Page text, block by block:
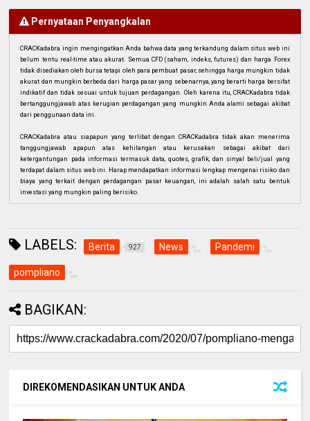
Pernyataan Penyangkalan
CRACKadabra ingin mengingatkan Anda bahwa data yang terkandung dalam situs web ini
belum tentu real-time atau akurat. Semua CFD (saham, indeks, futures) dan harga Forex
tidak disediakan oleh bursa tetapi oleh para pembuat pasar, sehingga harga mungkin tidak
akurat dan mungkin berbeda dari harga pasar yang sebenarnya, yang berarti harga bersifat
indikatif dan tidak sesuai untuk tujuan perdagangan. Oleh karena itu, CRACKadabra tidak
bertanggungjawab atas kerugian perdagangan yang mungkin Anda alami sebagai akibat
dari penggunaan data ini.
CRACKadabra atau siapapun yang terlibat dengan CRACKadabra tidak akan menerima
tanggungjawab apapun atas kehilangan atau kerusakan sebagai akibat dari
ketergantungan pada informasi termasuk data, quotes, grafik, dan sinyal beli/jual yang
terdapat dalam situs web ini. Harap mendapatkan informasi lengkap mengenai risiko dan
biaya yang terkait dengan perdagangan pasar keuangan, ini adalah salah satu bentuk
investasi yang mungkin paling berisiko.
LABELS: Berita 927 News Pandemi
pompliano
BAGIKAN:
DIREKOMENDASIKAN UNTUK ANDA